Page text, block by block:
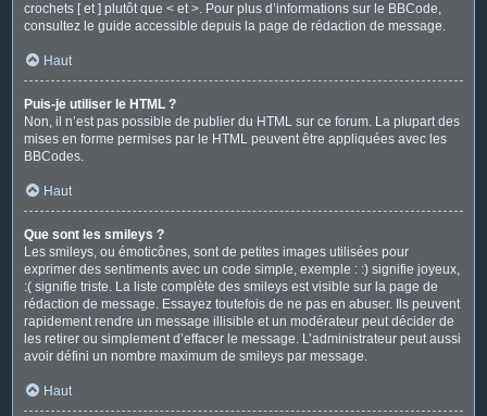
crochets [ et ] plutôt que < et >. Pour plus d’informations sur le BBCode,
consultez le guide accessible depuis la page de rédaction de message.
Haut
Puis-je utiliser le HTML ?
Non, il n’est pas possible de publier du HTML sur ce forum. La plupart des
mises en forme permises par le HTML peuvent être appliquées avec les
BBCodes.
Haut
Que sont les smileys ?
Les smileys, ou émoticônes, sont de petites images utilisées pour
exprimer des sentiments avec un code simple, exemple : :) signifie joyeux,
:( signifie triste. La liste complète des smileys est visible sur la page de
rédaction de message. Essayez toutefois de ne pas en abuser. Ils peuvent
rapidement rendre un message illisible et un modérateur peut décider de
les retirer ou simplement d’effacer le message. L’administrateur peut aussi
avoir défini un nombre maximum de smileys par message.
Haut